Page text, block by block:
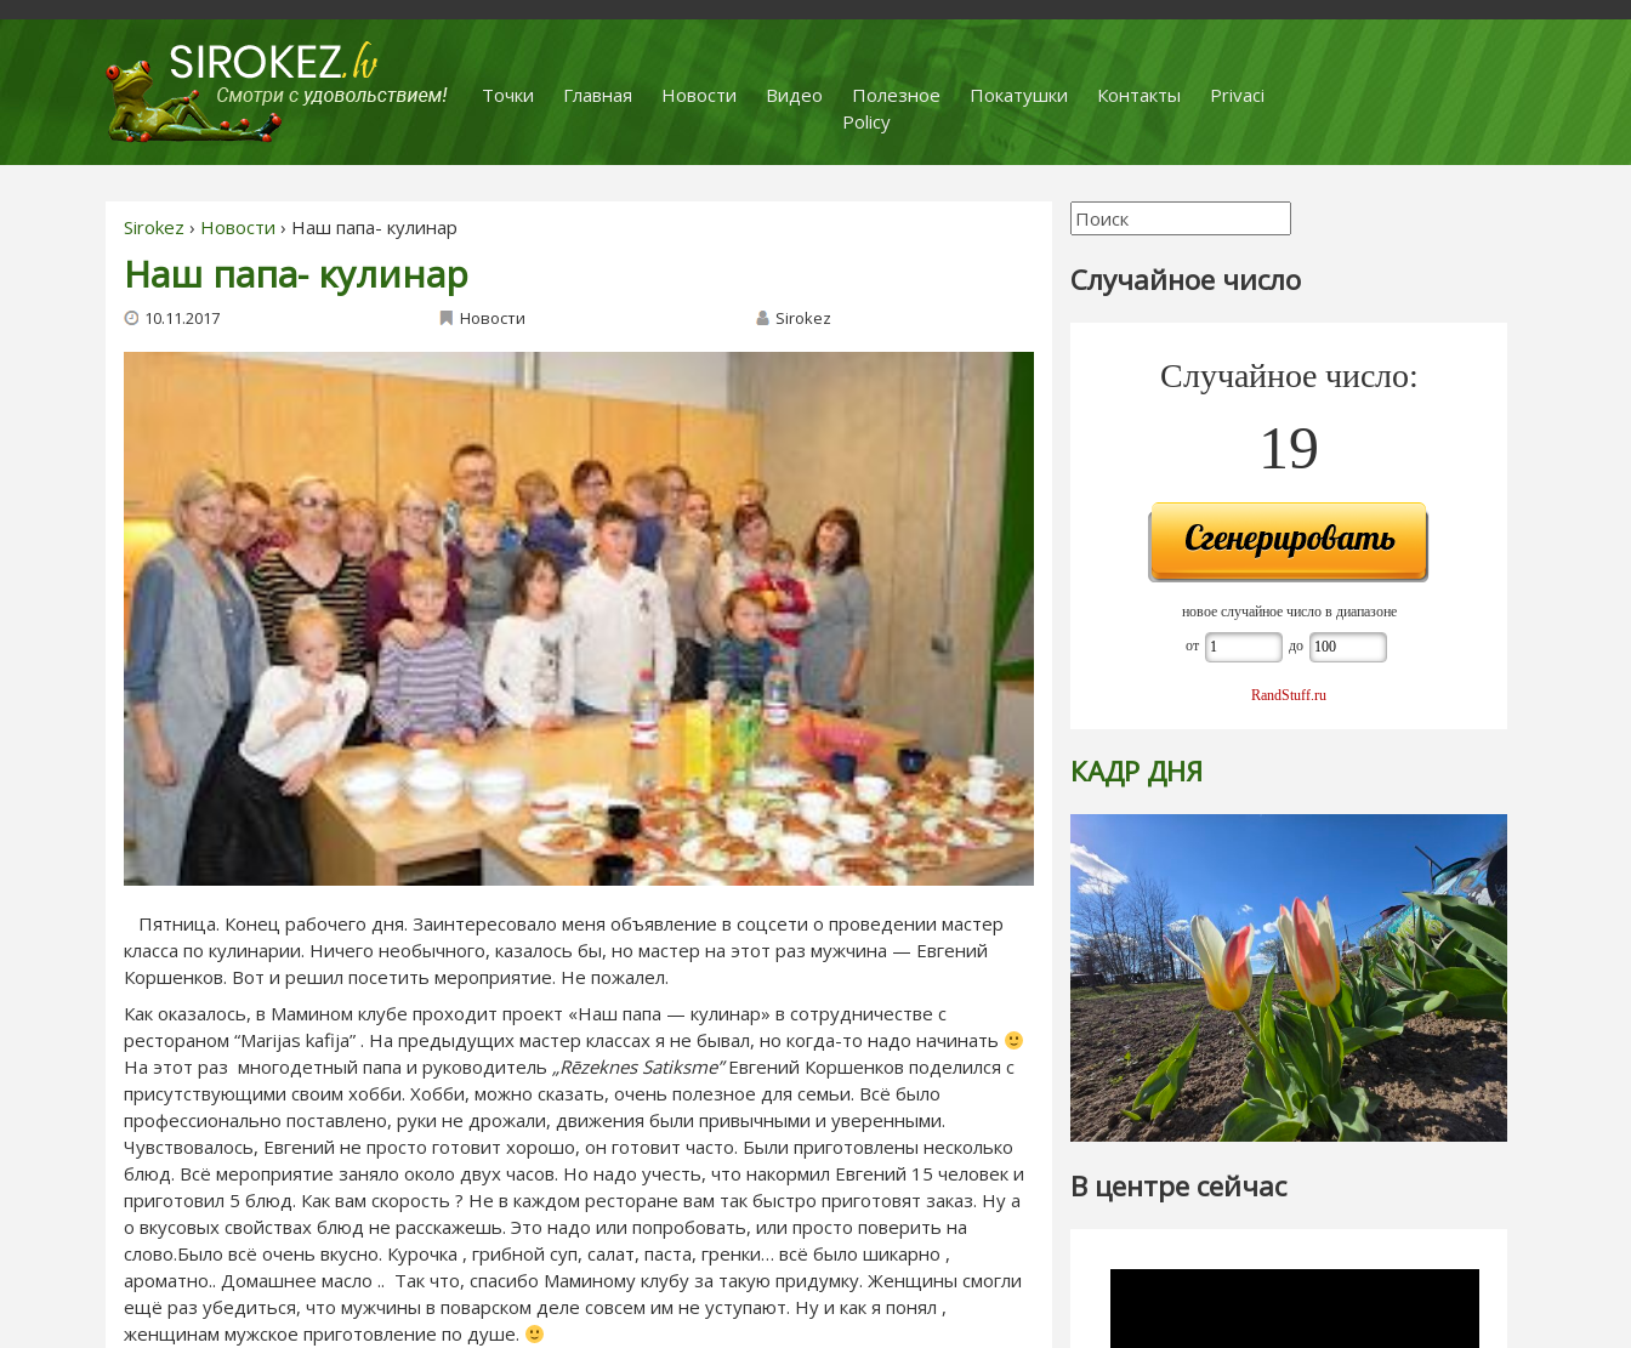
Точки Главная Новости Видео Полезное Покатушки Контакты
Privaci
Policy
Sirokez › Новости › Наш папа- кулинар
Наш папа- кулинар
10.11.2017 Новости Sirokez
Пятница. Конец рабочего дня. Заинтересовало меня объявление в соцсети о проведении мастер
класса по кулинарии. Ничего необычного, казалось бы, но мастер на этот раз мужчина — Евгений
Коршенков. Вот и решил посетить мероприятие. Не пожалел.
Как оказалось, в Мамином клубе проходит проект «Наш папа — кулинар» в сотрудничестве с
рестораном “Marijas kafija” . На предыдущих мастер классах я не бывал, но когда-то надо начинать
На этот раз многодетный папа и руководитель „Rēzeknes Satiksme”Евгений Коршенков поделился с
присутствующими своим хобби. Хобби, можно сказать, очень полезное для семьи. Всё было
профессионально поставлено, руки не дрожали, движения были привычными и уверенными.
Чувствовалось, Евгений не просто готовит хорошо, он готовит часто. Были приготовлены несколько
блюд. Всё мероприятие заняло около двух часов. Но надо учесть, что накормил Евгений 15 человек и
приготовил 5 блюд. Как вам скорость ? Не в каждом ресторане вам так быстро приготовят заказ. Ну а
о вкусовых свойствах блюд не расскажешь. Это надо или попробовать, или просто поверить на
слово.Было всё очень вкусно. Курочка , грибной суп, салат, паста, гренки… всё было шикарно ,
ароматно.. Домашнее масло .. Так что, спасибо Маминому клубу за такую придумку. Женщины смогли
ещё раз убедиться, что мужчины в поварском деле совсем им не уступают. Ну и как я понял ,
женщинам мужское приготовление по душе.
Случайное число
Случайное число:
19
новое случайное число в диапазоне
от до
RandStuff.ru
КАДР ДНЯ
В центре сейчас